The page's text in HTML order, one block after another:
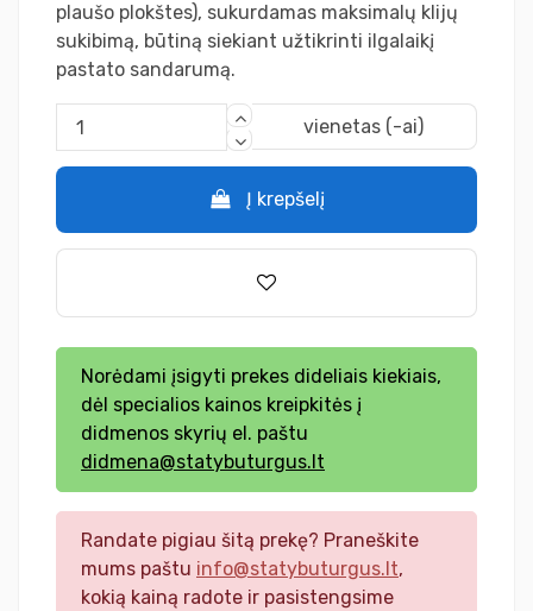
plaušo plokštes), sukurdamas maksimalų klijų
sukibimą, būtiną siekiant užtikrinti ilgalaikį
pastato sandarumą.
vienetas (-ai)
Į krepšelį
Norėdami įsigyti prekes dideliais kiekiais,
dėl specialios kainos kreipkitės į
didmenos skyrių el. paštu
didmena@statybuturgus.lt
Randate pigiau šitą prekę? Praneškite
mums paštu info@statybuturgus.lt,
kokią kainą radote ir pasistengsime